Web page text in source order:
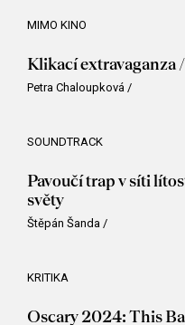
MIMO KINO
Klikací extravaganza
Petra Chaloupková /
SOUNDTRACK
Pavoučí trap v síti
světy
Štěpán Šanda /
KRITIKA
Oscary 2024: This